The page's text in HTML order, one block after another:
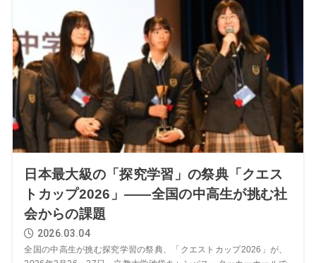
日本最大級の「探究学習」の祭典「クエス
トカップ2026」――全国の中高生が挑む社
会からの課題
2026.03.04
全国の中高生が挑む探究学習の祭典、「クエストカップ2026」が、